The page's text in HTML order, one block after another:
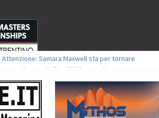
Attenzione: Samara Maxwell sta per tornare
Europei XCO: vittorie per Ghibaudo, Grossmann e
35ª Marathon Bike della Brianza: l’ultima sfida
Europei MTB: il Team Relay firma il secondo